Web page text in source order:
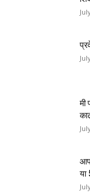
मी
या